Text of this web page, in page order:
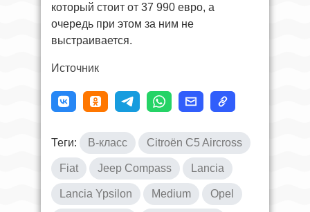
который стоит от 37 990 евро, а
очередь при этом за ним не
выстраивается.
Источник
Теги: B-класс Citroën C5 Aircross
Fiat Jeep Compass Lancia
Lancia Ypsilon Medium Opel